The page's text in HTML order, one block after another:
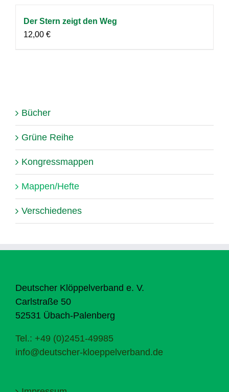
Der Stern zeigt den Weg
12,00 €
Bücher
Grüne Reihe
Kongressmappen
Mappen/Hefte
Verschiedenes
Deutscher Klöppelverband e. V.
Carlstraße 50
52531 Übach-Palenberg
Tel.: +49 (0)2451-49985
info@deutscher-kloeppelverband.de